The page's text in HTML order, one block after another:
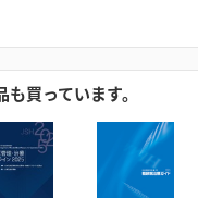
買っています。